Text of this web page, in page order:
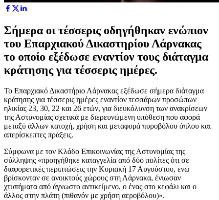
Σήμερα οι τέσσερις οδηγήθηκαν ενώπιον
του Επαρχιακού Δικαστηρίου Λάρνακας
το οποίο εξέδωσε εναντίον τους διάταγμα
κράτησης για τέσσερις ημέρες.
Το Επαρχιακό Δικαστήριο Λάρνακας εξέδωσε σήμερα διάταγμα
κράτησης για τέσσερις ημέρες εναντίον τεσσάρων προσώπων
ηλικίας 23, 30, 22 και 26 ετών, για διευκόλυνση των ανακρίσεων
της Αστυνομίας σχετικά με διερευνώμενη υπόθεση που αφορά
μεταξύ άλλων κατοχή, χρήση και μεταφορά πυροβόλου όπλου και
απερίσκεπτες πράξεις.
Σύμφωνα με τον Κλάδο Επικοινωνίας της Αστυνομίας της
σύλληψης «προηγήθηκε καταγγελία από δύο πολίτες ότι σε
διαφορετικές περιπτώσεις την Κυριακή 17 Αυγούστου, ενώ
βρίσκονταν σε ανοικτούς χώρους στη Λάρνακα, ένιωσαν
χτυπήματα από άγνωστο αντικείμενο, ο ένας στο κεφάλι και ο
άλλος στην πλάτη (πιθανόν με χρήση αεροβόλου)».